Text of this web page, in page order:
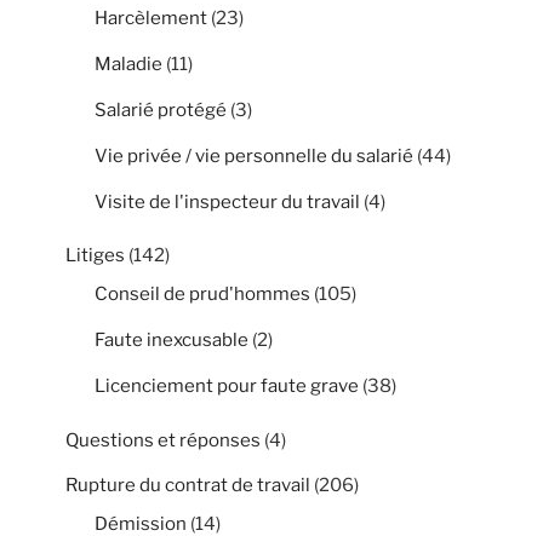
Harcèlement (23)
Maladie (11)
Salarié protégé (3)
Vie privée / vie personnelle du salarié (44)
Visite de l'inspecteur du travail (4)
Litiges (142)
Conseil de prud'hommes (105)
Faute inexcusable (2)
Licenciement pour faute grave (38)
Questions et réponses (4)
Rupture du contrat de travail (206)
Démission (14)